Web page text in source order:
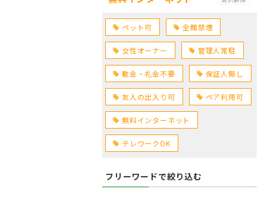
ペット可 全館禁煙
女性オーナー 管理人常駐
敷金・礼金不要 保証人無し
友人の出入り可 ペア利用可
無料インターネット
テレワークOK
フリーワードで絞り込む